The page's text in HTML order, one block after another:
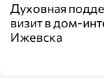
Духовная
визит в дом-
Ижевска